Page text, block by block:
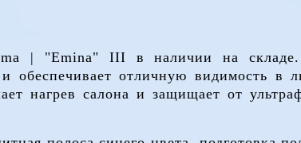
| "Emina" III в наличии на складе.
обеспечивает отличную видимость в
нагрев салона и защищает от